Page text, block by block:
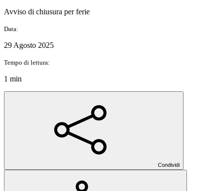
Avviso di chiusura per ferie
Data:
29 Agosto 2025
Tempo di lettura:
1 min
Condividi